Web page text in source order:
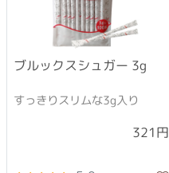
ブルックスシュガー 3g
すっきりスリムな3g入り
321円